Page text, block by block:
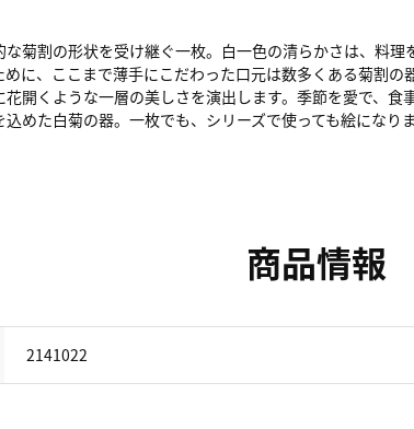
菊割の形状を受け継ぐ一枚。白一色の清らかさは、料
めに、ここまで薄手にこだわった口元は数多くある菊割
開くような一層の美しさを演出します。季節を愛で、
めた白菊の器。一枚でも、シリーズで使っても絵になり
商品情報
2141022